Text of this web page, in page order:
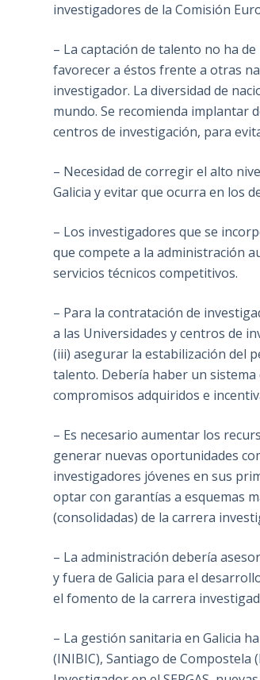
investigadores de la Comisión
– La captación de talento no ha
favorecer a éstos frente a otras
investigador. La diversidad de
mundo. Se recomienda implantar
centros de investigación, para
– Necesidad de corregir el alto
Galicia y evitar que ocurra en los
– Los investigadores que se
que compete a la administración
servicios técnicos competitivos.
– Para la contratación de
a las Universidades y centros de
(iii) asegurar la estabilización del
talento. Debería haber un
compromisos adquiridos e
– Es necesario aumentar los
generar nuevas oportunidades
investigadores jóvenes en sus
optar con garantías a esquemas
(consolidadas) de la carrera
– La administración debería
y fuera de Galicia para el
el fomento de la carrera
– La gestión sanitaria en Galicia
(INIBIC), Santiago de Compostela